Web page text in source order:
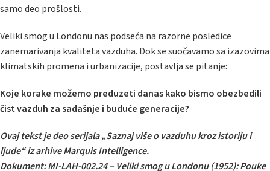
samo deo prošlosti.
Veliki smog u Londonu nas podseća na razorne posledice
zanemarivanja kvaliteta vazduha. Dok se suočavamo sa izazovima
klimatskih promena i urbanizacije, postavlja se pitanje:
Koje korake možemo preduzeti danas kako bismo obezbedili
čist vazduh za sadašnje i buduće generacije?
Ovaj tekst je deo serijala „Saznaj više o vazduhu kroz istoriju i
ljude“ iz arhive Marquis Intelligence.
Dokument:MI-LAH-002.24 – Veliki smog u Londonu (1952): Pouke